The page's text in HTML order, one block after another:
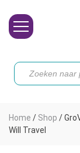
Toebehoren
Vrouw
Producten
zoeken
Home / Shop /
Will Travel